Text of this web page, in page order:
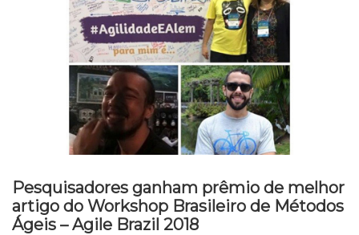
Pesquisadores ganham prêmio de melhor
artigo do Workshop Brasileiro de Métodos
Ágeis – Agile Brazil 2018